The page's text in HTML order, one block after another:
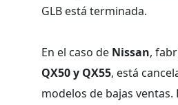
GLB está terminada.
En el caso de Nissan,
QX50 y QX55, está
modelos de bajas